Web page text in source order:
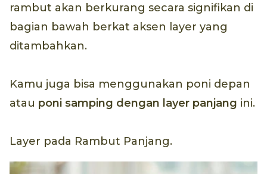
rambut akan berkurang secara signifikan di
bagian bawah berkat aksen layer yang
ditambahkan.
Kamu juga bisa menggunakan poni depan
atau poni samping dengan layer panjang ini.
Layer pada Rambut Panjang.